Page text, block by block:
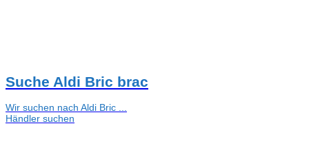
Suche Aldi Bric brac
Wir suchen nach Aldi Bric ...
Händler suchen